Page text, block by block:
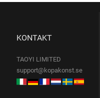
KONTAKT
TAOYI LIMITED
support@kopakonst.se